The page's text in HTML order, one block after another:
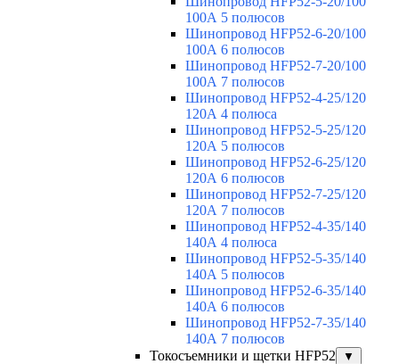
100А 5 полюсов
Шинопровод HFP52-6-20/100
100А 6 полюсов
Шинопровод HFP52-7-20/100
100А 7 полюсов
Шинопровод HFP52-4-25/120
120А 4 полюса
Шинопровод HFP52-5-25/120
120А 5 полюсов
Шинопровод HFP52-6-25/120
120А 6 полюсов
Шинопровод HFP52-7-25/120
120А 7 полюсов
Шинопровод HFP52-4-35/140
140А 4 полюса
Шинопровод HFP52-5-35/140
140А 5 полюсов
Шинопровод HFP52-6-35/140
140А 6 полюсов
Шинопровод HFP52-7-35/140
140А 7 полюсов
Токосъемники и щетки HFP52
▼